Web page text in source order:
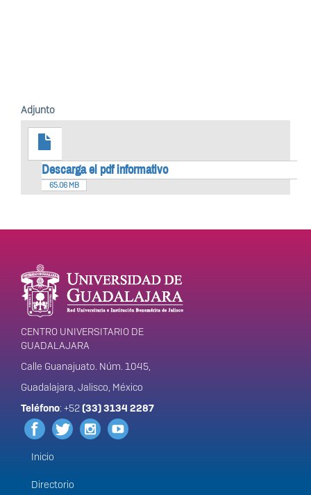
Adjunto
Descarga el pdf informativo
65.06 MB
Enlaces de interés
Información del
portal
CENTRO UNIVERSITARIO DE
GUADALAJARA
Calle Guanajuato. Núm. 1045,
Guadalajara, Jalisco, México
Teléfono: +52(33) 3134 2287
Menú
principal
Inicio
Directorio